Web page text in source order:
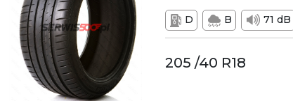
D B 71 dB
205 /40 R18